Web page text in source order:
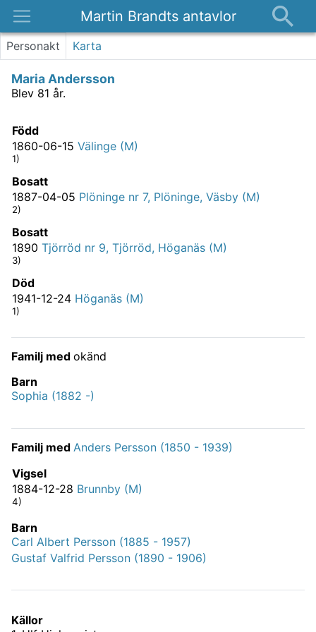
Martin Brandts antavlor
Platser
Om
Personakt Karta
Maria Andersson
Blev 81 år.
Född
1860-06-15 Välinge (M)
1)
Bosatt
1887-04-05 Plöninge nr 7, Plöninge, Väsby (M)
2)
Bosatt
1890 Tjörröd nr 9, Tjörröd, Höganäs (M)
3)
Död
1941-12-24 Höganäs (M)
1)
Familj med okänd
Barn
Sophia (1882 -)
Familj med Anders Persson (1850 - 1939)
Vigsel
1884-12-28 Brunnby (M)
4)
Barn
Carl Albert Persson (1885 - 1957)
Gustaf Valfrid Persson (1890 - 1906)
Källor